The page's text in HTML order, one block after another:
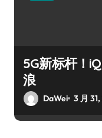
5G新标杆！
浪
DaWei 3 月